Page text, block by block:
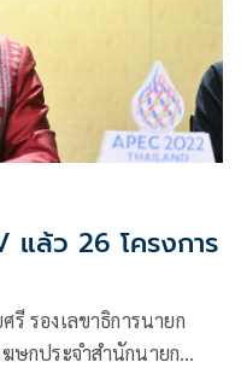
แล้ว 26 โครงการ
รองเลขาธิการนายก
ษกประจำสำนักนายก